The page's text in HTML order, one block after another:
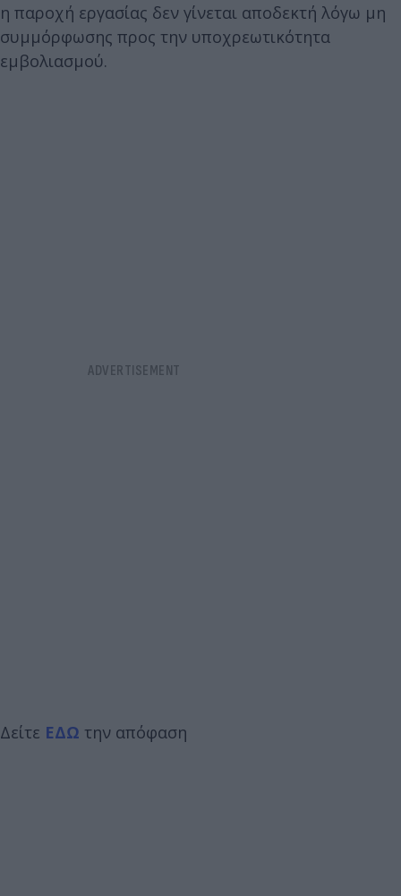
η παροχή εργασίας δεν γίνεται αποδεκτή λόγω μη
συμμόρφωσης προς την υποχρεωτικότητα
εμβολιασμού.
Δείτε ΕΔΩ την απόφαση